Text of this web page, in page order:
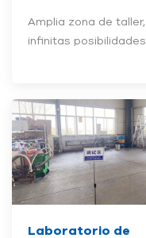
Amplia zona de taller,
infinitas posibilidades.
Laboratorio de